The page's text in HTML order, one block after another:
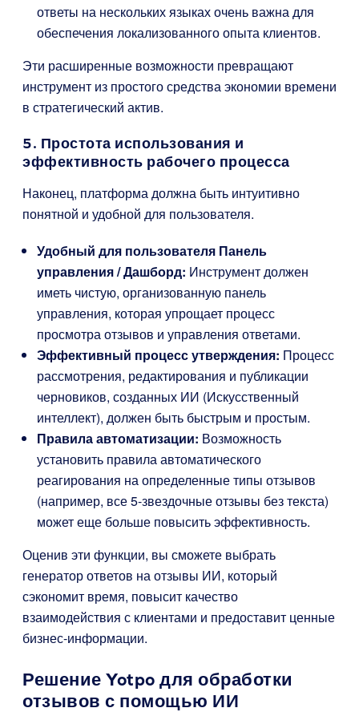
ответы на нескольких языках очень важна для
обеспечения локализованного опыта клиентов.
Эти расширенные возможности превращают
инструмент из простого средства экономии времени
в стратегический актив.
5. Простота использования и
эффективность рабочего процесса
Наконец, платформа должна быть интуитивно
понятной и удобной для пользователя.
Удобный для пользователя Панель
управления / Дашборд: Инструмент должен
иметь чистую, организованную панель
управления, которая упрощает процесс
просмотра отзывов и управления ответами.
Эффективный процесс утверждения: Процесс
рассмотрения, редактирования и публикации
черновиков, созданных ИИ (Искусственный
интеллект), должен быть быстрым и простым.
Правила автоматизации: Возможность
установить правила автоматического
реагирования на определенные типы отзывов
(например, все 5-звездочные отзывы без текста)
может еще больше повысить эффективность.
Оценив эти функции, вы сможете выбрать
генератор ответов на отзывы ИИ, который
сэкономит время, повысит качество
взаимодействия с клиентами и предоставит ценные
бизнес-информации.
Решение Yotpo для обработки
отзывов с помощью ИИ